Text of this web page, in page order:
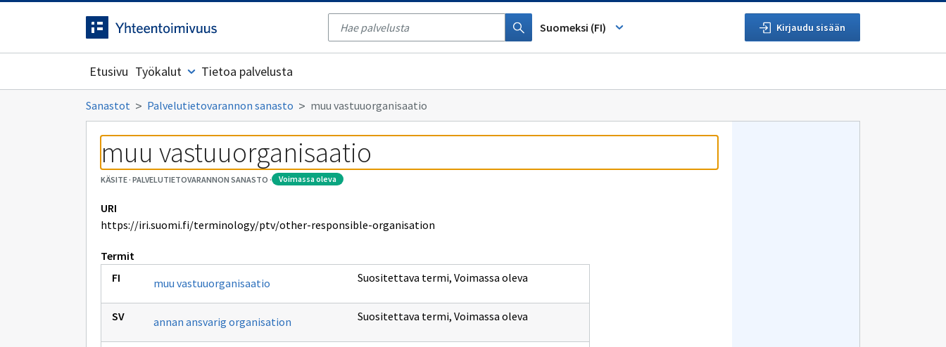
Siirrytty
Tyhjennä
haku
Suomeksi (FI) Kirjaudu sisään
Etusivu Työkalut Tietoa palvelusta
Sanastot Palvelutietovarannon sanasto muu vastuuorganisaatio
muu vastuuorganisaatio
KÄSITE· PALVELUTIETOVARANNON SANASTO · voimassa oleva
URI
https://iri.suomi.fi/terminology/ptv/other-responsible-organisation
Termit
muu vastuuorganisaatio
Suositettava termi, Voimassa oleva
annan ansvarig organisation Suositettava termi, Voimassa oleva